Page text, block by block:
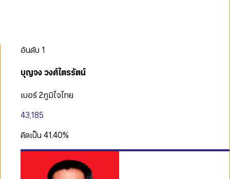
อันดับ 1
บุญจง วงศ์ไตรรัตน์
เบอร์ 2ภูมิใจไทย
43,185
คิดเป็น41.40%